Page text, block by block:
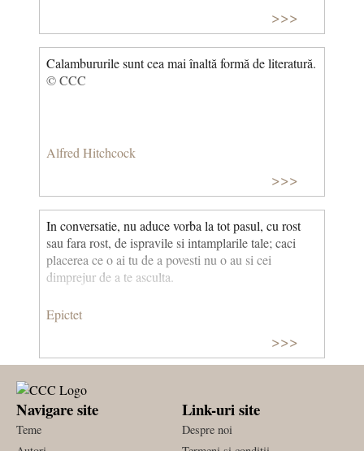
>>>
Calambururile sunt cea mai înaltă formă de literatură.
© CCC
Alfred Hitchcock
>>>
In conversatie, nu aduce vorba la tot pasul, cu rost
sau fara rost, de ispravile si intamplarile tale; caci
placerea ce o ai tu de a povesti nu o au si cei
dimprejur de a te asculta.
Epictet
>>>
Navigare site
Teme
Link-uri site
Despre noi